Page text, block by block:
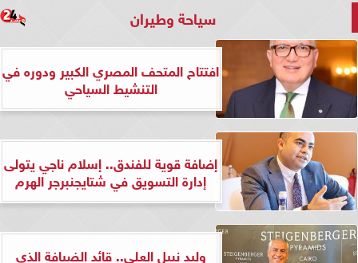
سياحة وطيران
افتتاح المتحف المصري الكبير ودوره في
التنشيط السياحي
إضافة قوية للفندق.. إسلام ناجي يتولى
إدارة التسويق في شتايجنبرجر الهرم
وليد نبيل العلي.. قائد الضيافة الذي